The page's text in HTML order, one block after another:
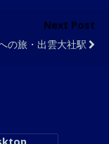
Next Post
の旅・出雲大社駅